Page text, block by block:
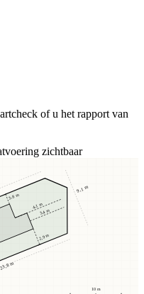
of u het rapport van
zichtbaar
10 m
3,8 m
2,9 m
3,4 m
4,1 m
m
9,1 m